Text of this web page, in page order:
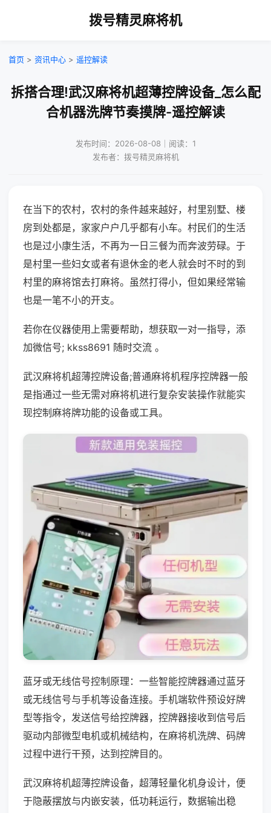
拨号精灵麻将机
首页 > 资讯中心 > 遥控解读
拆搭合理!武汉麻将机超薄控牌设备_怎么配
合机器洗牌节奏摸牌-遥控解读
发布时间：2026-08-08｜阅读：1
发布者：拨号精灵麻将机
在当下的农村，农村的条件越来越好，村里别墅、楼
房到处都是，家家户户几乎都有小车。村民们的生活
也是过小康生活，不再为一日三餐为而奔波劳碌。于
是村里一些妇女或者有退休金的老人就会时不时的到
村里的麻将馆去打麻将。虽然打得小，但如果经常输
也是一笔不小的开支。
若你在仪器使用上需要帮助，想获取一对一指导，添
加微信号; kkss8691 随时交流 。
武汉麻将机超薄控牌设备;普通麻将机程序控牌器一般
是指通过一些无需对麻将机进行复杂安装操作就能实
现控制麻将牌功能的设备或工具。
蓝牙或无线信号控制原理：一些智能控牌器通过蓝牙
或无线信号与手机等设备连接。手机端软件预设好牌
型等指令，发送信号给控牌器，控牌器接收到信号后
驱动内部微型电机或机械结构，在麻将机洗牌、码牌
过程中进行干预，达到控牌目的。
武汉麻将机超薄控牌设备，超薄轻量化机身设计，便
于隐蔽摆放与内嵌安装，低功耗运行，数据输出稳